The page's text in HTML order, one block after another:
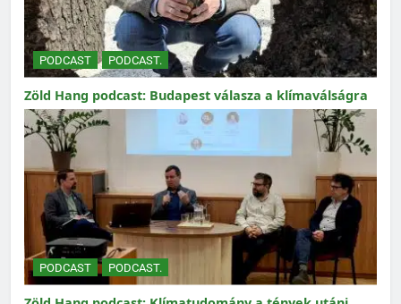
PODCAST PODCAST.
Zöld Hang podcast: Budapest válasza a klímaválságra
PODCAST PODCAST.